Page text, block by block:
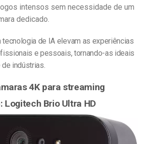
intensos sem necessidade de um
dedicado.
tecnologia de IA elevam as experiências
e pessoais, tornando-as ideais
de indústrias.
4K para streaming
Logitech Brio Ultra HD